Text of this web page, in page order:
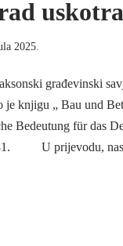
2025.
građevinski
je knjigu „ Bau und
Bedeutung für das
U prijevodu,